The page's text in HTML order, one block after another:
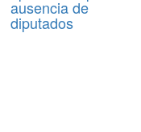
ausencia de
diputados